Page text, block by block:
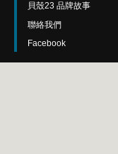
貝殼23 品牌故事
聯絡我們
Facebook